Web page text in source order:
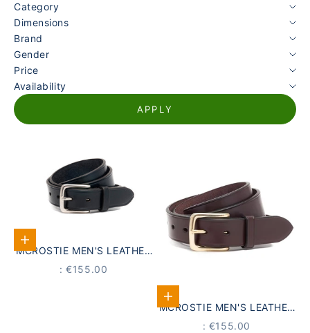
Category
Dimensions
Brand
Gender
Price
Availability
APPLY
Select options
MCROSTIE MEN'S LEATHER
BELT GLENAVON BLACK
PRICE
: €155.00
Select options
MCROSTIE MEN'S LEATHER
BELT GLENAVON BROWN
PRICE
: €155.00